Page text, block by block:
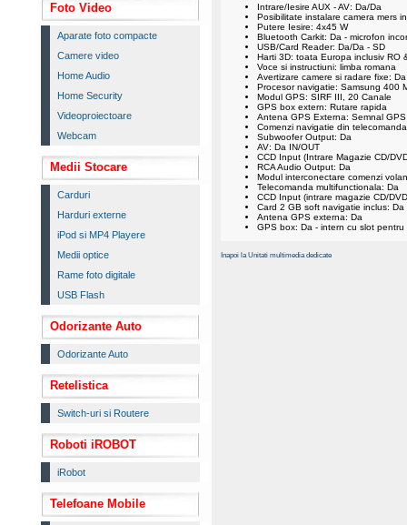
Foto Video
Aparate foto compacte
Camere video
Home Audio
Home Security
Videoproiectoare
Webcam
Medii Stocare
Carduri
Harduri externe
iPod si MP4 Playere
Medii optice
Rame foto digitale
USB Flash
Odorizante Auto
Odorizante Auto
Retelistica
Switch-uri si Routere
Roboti iROBOT
iRobot
Telefoane Mobile
Intrare/Iesire AUX - AV: Da/Da
Posibilitate instalare camera mers
Putere Iesire: 4x45 W
Bluetooth Carkit: Da - microfon
USB/Card Reader: Da/Da - SD
Harti 3D: toata Europa inclusiv RO
Voce si instructiuni: limba romana
Avertizare camere si radare fixe: Da
Procesor navigatie: Samsung 400
Modul GPS: SIRF III, 20 Canale
GPS box extern: Rutare rapida
Antena GPS Externa: Semnal
Comenzi navigatie din
Subwoofer Output: Da
AV: Da IN/OUT
CCD Input (Intrare Magazie CD/
RCA Audio Output: Da
Modul interconectare comenzi
Telecomanda multifunctionala: Da
CCD Input (intrare magazie CD/
Card 2 GB soft navigatie inclus: Da
Antena GPS externa: Da
GPS box: Da - intern cu slot pentru
Inapoi la Unitati multimedia dedicate